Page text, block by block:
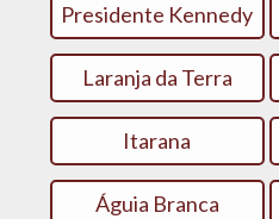
Presidente Kennedy
Laranja da Terra
Itarana
Águia Branca